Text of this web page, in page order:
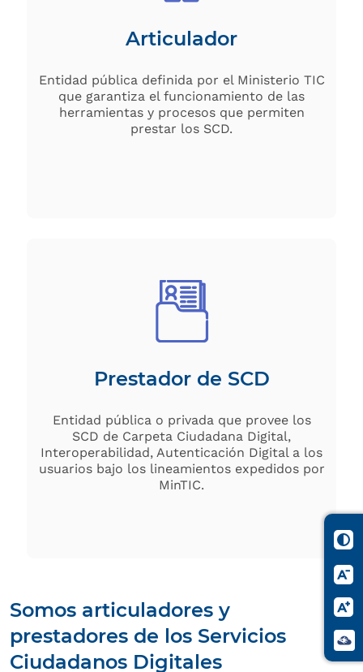
Articulador
Entidad pública definida por el Ministerio TIC
que garantiza el funcionamiento de las
herramientas y procesos que permiten
prestar los SCD.
Prestador de SCD
Entidad pública o privada que provee los
SCD de Carpeta Ciudadana Digital,
Interoperabilidad, Autenticación Digital a los
usuarios bajo los lineamientos expedidos por
MinTIC.
Somos articuladores y
prestadores de los Servicios
Ciudadanos Digitales